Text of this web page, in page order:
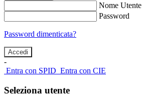
Nome Utente
Password
Password dimenticata?
-
Entra con SPID Entra con CIE
Seleziona utente